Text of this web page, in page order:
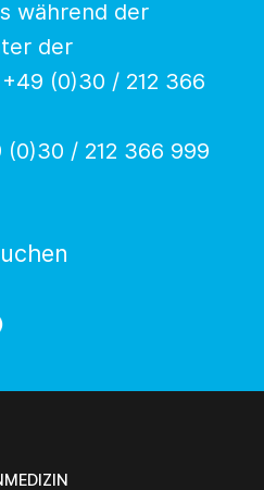
während der
der
(0)30 / 212 366
/ 212 366 999